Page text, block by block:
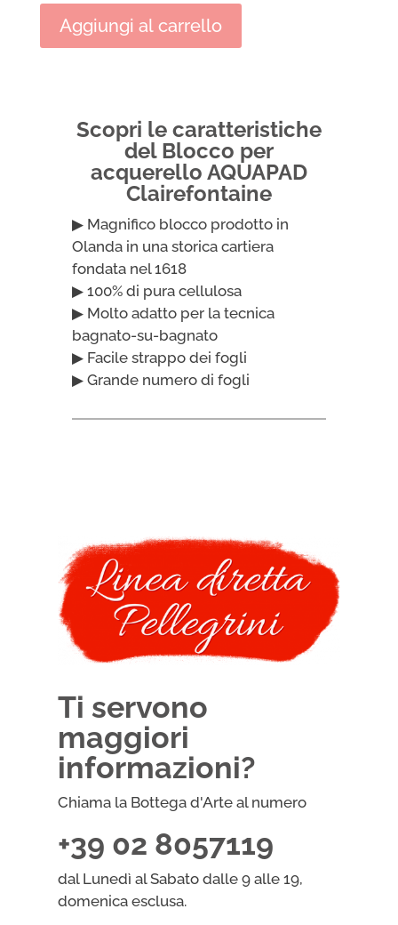
acquerello
AQUAPAD
Aggiungi al carrello
Scopri le caratteristiche
del Blocco per
acquerello AQUAPAD
Clairefontaine
▶ Magnifico blocco prodotto in
Olanda in una storica cartiera
fondata nel 1618
▶ 100% di pura cellulosa
▶ Molto adatto per la tecnica
bagnato-su-bagnato
▶ Facile strappo dei fogli
▶ Grande numero di fogli
Ti servono
maggiori
informazioni?
Chiama la Bottega d'Arte al numero
+39 02 8057119
dal Lunedì al Sabato dalle 9 alle 19,
domenica esclusa.